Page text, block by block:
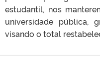
estudantil, nos
universidade pública,
visando o total